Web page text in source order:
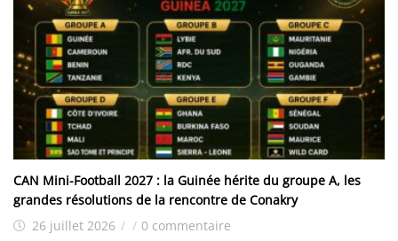
CAN Mini-Football 2027 : la Guinée hérite du groupe A, les
grandes résolutions de la rencontre de Conakry
26 juillet 2026 / / 0 commentaire